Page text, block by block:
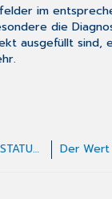
im
die
ausgefüllt sind,
CGM_DGSAPI_STATUS_NO_SECSIGNER_FOUND